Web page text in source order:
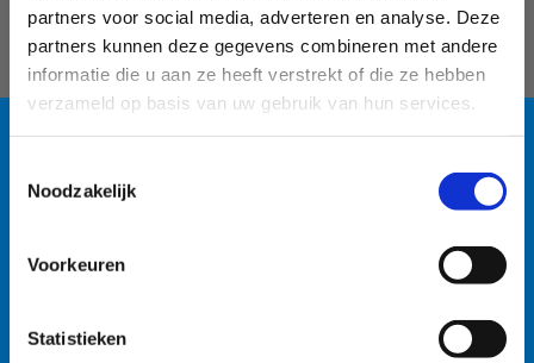
partners voor social media, adverteren en analyse. Deze
partners kunnen deze gegevens combineren met andere
informatie die u aan ze heeft verstrekt of die ze hebben
verzameld op basis van uw gebruik van hun services.
Noodzakelijk
Voorkeuren
Statistieken
watersportbaan. Dit betekent dat er vanaf nu een
Kom op sportstage in